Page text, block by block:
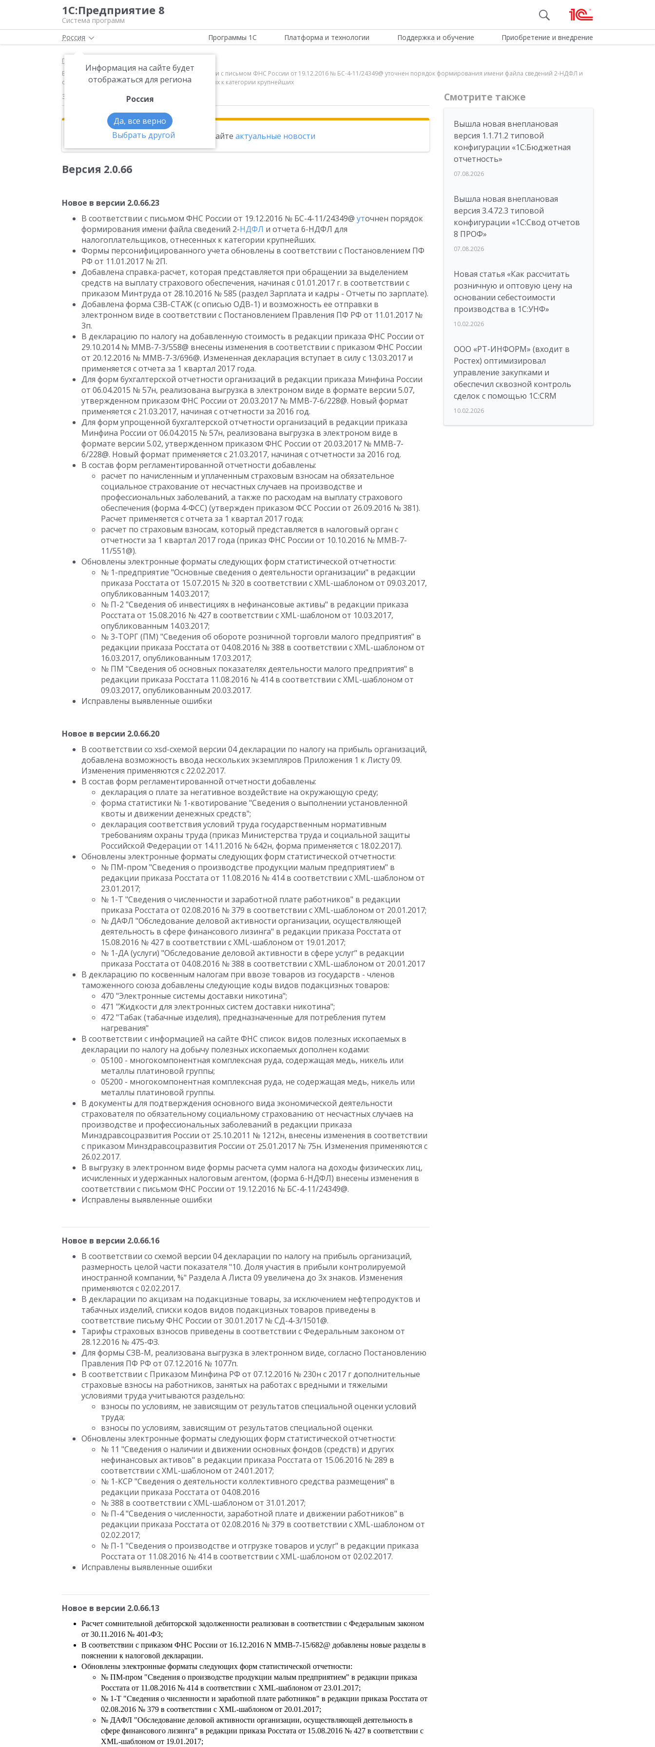
1С:Предприятие 8
Система программ
Россия
Информация на сайте будет
отображаться для региона
Россия
Да, все верно
Выбрать другой
Программы 1С Платформа и технологии Поддержка и обучение Приобретение и внедрение
Главная
Версия 2.0.66 Новое в версии 2.0.66.23 В соответствии с письмом ФНС России от 19.12.2016 № БС-4-11/24349@ уточнен порядок формирования имени файла сведений 2-НДФЛ и
отчета 6-НДФЛ для налогоплательщиков, отнесенных к категории крупнейших
30.03.2017
Эта новость находится в архиве. Читайте актуальные новости
Версия 2.0.66
Новое в версии 2.0.66.23
В соответствии с письмом ФНС России от 19.12.2016 № БС-4-11/24349@ уточнен порядок
формирования имени файла сведений 2-НДФЛ и отчета 6-НДФЛ для
налогоплательщиков, отнесенных к категории крупнейших.
Формы персонифицированного учета обновлены в соответствии с Постановлением ПФ
РФ от 11.01.2017 № 2П.
Добавлена справка-расчет, которая представляется при обращении за выделением
средств на выплату страхового обеспечения, начиная с 01.01.2017 г. в соответствии с
приказом Минтруда от 28.10.2016 № 585 (раздел Зарплата и кадры - Отчеты по зарплате).
Добавлена форма СЗВ-СТАЖ (с описью ОДВ-1) и возможность ее отправки в
электронном виде в соответствии с Постановлением Правления ПФ РФ от 11.01.2017 №
3п.
В декларацию по налогу на добавленную стоимость в редакции приказа ФНС России от
29.10.2014 № ММВ-7-3/558@ внесены изменения в соответствии с приказом ФНС России
от 20.12.2016 № ММВ-7-3/696@. Измененная декларация вступает в силу с 13.03.2017 и
применяется с отчета за 1 квартал 2017 года.
Для форм бухгалтерской отчетности организаций в редакции приказа Минфина России
от 06.04.2015 № 57н, реализована выгрузка в электроном виде в формате версии 5.07,
утвержденном приказом ФНС России от 20.03.2017 № ММВ-7-6/228@. Новый формат
применяется с 21.03.2017, начиная с отчетности за 2016 год.
Для форм упрощенной бухгалтерской отчетности организаций в редакции приказа
Минфина России от 06.04.2015 № 57н, реализована выгрузка в электроном виде в
формате версии 5.02, утвержденном приказом ФНС России от 20.03.2017 № ММВ-7-
6/228@. Новый формат применяется с 21.03.2017, начиная с отчетности за 2016 год.
В состав форм регламентированной отчетности добавлены:
расчет по начисленным и уплаченным страховым взносам на обязательное
социальное страхование от несчастных случаев на производстве и
профессиональных заболеваний, а также по расходам на выплату страхового
обеспечения (форма 4-ФСС) (утвержден приказом ФСС России от 26.09.2016 № 381).
Расчет применяется с отчета за 1 квартал 2017 года;
расчет по страховым взносам, который представляется в налоговый орган с
отчетности за 1 квартал 2017 года (приказ ФНС России от 10.10.2016 № ММВ-7-
11/551@).
Обновлены электронные форматы следующих форм статистической отчетности:
№ 1-предприятие "Основные сведения о деятельности организации" в редакции
приказа Росстата от 15.07.2015 № 320 в соответствии с XML-шаблоном от 09.03.2017,
опубликованным 14.03.2017;
№ П-2 "Сведения об инвестициях в нефинансовые активы" в редакции приказа
Росстата от 15.08.2016 № 427 в соответствии с XML-шаблоном от 10.03.2017,
опубликованным 14.03.2017;
№ 3-ТОРГ (ПМ) "Сведения об обороте розничной торговли малого предприятия" в
редакции приказа Росстата от 04.08.2016 № 388 в соответствии с XML-шаблоном от
16.03.2017, опубликованным 17.03.2017;
№ ПМ "Сведения об основных показателях деятельности малого предприятия" в
редакции приказа Росстата 11.08.2016 № 414 в соответствии с XML-шаблоном от
09.03.2017, опубликованным 20.03.2017.
Исправлены выявленные ошибки
Новое в версии 2.0.66.20
В соответствии со xsd-схемой версии 04 декларации по налогу на прибыль организаций,
добавлена возможность ввода нескольких экземпляров Приложения 1 к Листу 09.
Изменения применяются с 22.02.2017.
В состав форм регламентированной отчетности добавлены:
декларация о плате за негативное воздействие на окружающую среду;
форма статистики № 1-квотирование "Сведения о выполнении установленной
квоты и движении денежных средств";
декларация соответствия условий труда государственным нормативным
требованиям охраны труда (приказ Министерства труда и социальной защиты
Российской Федерации от 14.11.2016 № 642н, форма применяется с 18.02.2017).
Обновлены электронные форматы следующих форм статистической отчетности:
№ ПМ-пром "Сведения о производстве продукции малым предприятием" в
редакции приказа Росстата от 11.08.2016 № 414 в соответствии с XML-шаблоном от
23.01.2017;
№ 1-Т "Сведения о численности и заработной плате работников" в редакции
приказа Росстата от 02.08.2016 № 379 в соответствии с XML-шаблоном от 20.01.2017;
№ ДАФЛ "Обследование деловой активности организации, осуществляющей
деятельность в сфере финансового лизинга" в редакции приказа Росстата от
15.08.2016 № 427 в соответствии с XML-шаблоном от 19.01.2017;
№ 1-ДА (услуги) "Обследование деловой активности в сфере услуг" в редакции
приказа Росстата от 04.08.2016 № 388 в соответствии с XML-шаблоном от 20.01.2017
В декларацию по косвенным налогам при ввозе товаров из государств - членов
таможенного союза добавлены следующие коды видов подакцизных товаров:
470 "Электронные системы доставки никотина";
471 "Жидкости для электронных систем доставки никотина";
472 "Табак (табачные изделия), предназначенные для потребления путем
нагревания"
В соответствии с информацией на сайте ФНС список видов полезных ископаемых в
декларации по налогу на добычу полезных ископаемых дополнен кодами:
05100 - многокомпонентная комплексная руда, содержащая медь, никель или
металлы платиновой группы;
05200 - многокомпонентная комплексная руда, не содержащая медь, никель или
металлы платиновой группы.
В документы для подтверждения основного вида экономической деятельности
страхователя по обязательному социальному страхованию от несчастных случаев на
производстве и профессиональных заболеваний в редакции приказа
Минздравсоцразвития России от 25.10.2011 № 1212н, внесены изменения в соответствии
с приказом Минздравсоцразвития России от 25.01.2017 № 75н. Изменения применяются с
26.02.2017.
В выгрузку в электронном виде формы расчета сумм налога на доходы физических лиц,
исчисленных и удержанных налоговым агентом, (форма 6-НДФЛ) внесены изменения в
соответствии с письмом ФНС России от 19.12.2016 № БС-4-11/24349@.
Исправлены выявленные ошибки
Новое в версии 2.0.66.16
В соответствии со схемой версии 04 декларации по налогу на прибыль организаций,
размерность целой части показателя "10. Доля участия в прибыли контролируемой
иностранной компании, %" Раздела А Листа 09 увеличена до 3х знаков. Изменения
применяются с 02.02.2017.
В декларации по акцизам на подакцизные товары, за исключением нефтепродуктов и
табачных изделий, списки кодов видов подакцизных товаров приведены в
соответствие письму ФНС России от 30.01.2017 № СД-4-3/1501@.
Тарифы страховых взносов приведены в соответствии с Федеральным законом от
28.12.2016 № 475-ФЗ.
Для формы СЗВ-М, реализована выгрузка в электронном виде, согласно Постановлению
Правления ПФ РФ от 07.12.2016 № 1077п.
В соответствии с Приказом Минфина РФ от 07.12.2016 № 230н с 2017 г дополнительные
страховые взносы на работников, занятых на работах с вредными и тяжелыми
условиями труда учитываются раздельно:
взносы по условиям, не зависящим от результатов специальной оценки условий
труда;
взносы по условиям, зависящим от результатов специальной оценки.
Обновлены электронные форматы следующих форм статистической отчетности:
№ 11 "Сведения о наличии и движении основных фондов (средств) и других
нефинансовых активов" в редакции приказа Росстата от 15.06.2016 № 289 в
соответствии с XML-шаблоном от 24.01.2017;
№ 1-КСР "Сведения о деятельности коллективного средства размещения" в
редакции приказа Росстата от 04.08.2016
№ 388 в соответствии с XML-шаблоном от 31.01.2017;
№ П-4 "Сведения о численности, заработной плате и движении работников" в
редакции приказа Росстата от 02.08.2016 № 379 в соответствии с XML-шаблоном от
02.02.2017;
№ П-1 "Сведения о производстве и отгрузке товаров и услуг" в редакции приказа
Росстата от 11.08.2016 № 414 в соответствии с XML-шаблоном от 02.02.2017.
Исправлены выявленные ошибки
Новое в версии 2.0.66.13
Расчет сомнительной дебиторской задолженности реализован в соответствии с Федеральным законом
от 30.11.2016 № 401-ФЗ;
В соответствии с приказом ФНС России от 16.12.2016 N ММВ-7-15/682@ добавлены новые разделы в
пояснении к налоговой декларации.
Обновлены электронные форматы следующих форм статистической отчетности:
№ ПМ-пром "Сведения о производстве продукции малым предприятием" в редакции приказа
Росстата от 11.08.2016 № 414 в соответствии с XML-шаблоном от 23.01.2017;
№ 1-Т "Сведения о численности и заработной плате работников" в редакции приказа Росстата от
02.08.2016 № 379 в соответствии с XML-шаблоном от 20.01.2017;
№ ДАФЛ "Обследование деловой активности организации, осуществляющей деятельность в
сфере финансового лизинга" в редакции приказа Росстата от 15.08.2016 № 427 в соответствии с
XML-шаблоном от 19.01.2017;
Смотрите также
Вышла новая внеплановая
версия 1.1.71.2 типовой
конфигурации «1C:Бюджетная
отчетность»
07.08.2026
Вышла новая внеплановая
версия 3.4.72.3 типовой
конфигурации «1C:Свод отчетов
8 ПРОФ»
07.08.2026
Новая статья «Как рассчитать
розничную и оптовую цену на
основании себестоимости
производства в 1С:УНФ»
10.02.2026
ООО «РТ-ИНФОРМ» (входит в
Ростех) оптимизировал
управление закупками и
обеспечил сквозной контроль
сделок с помощью 1С:CRM
10.02.2026